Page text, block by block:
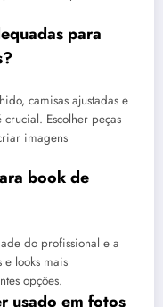
para
camisas ajustadas e
Escolher peças
imagens
book de
do profissional e a
e looks mais
opções.
usado em fotos